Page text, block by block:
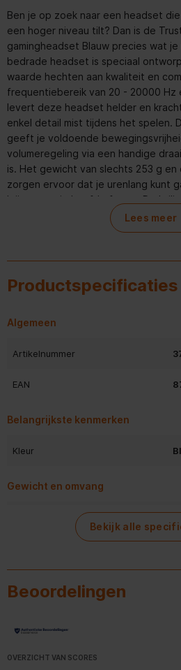
Ben je op zoek naar een headset
een hoger niveau tilt? Dan is de
gamingheadset Blauw precies wat
bedrade headset is speciaal
waarde hechten aan kwaliteit en
frequentiebereik van 20 - 20000 Hz
levert deze headset helder en
enkel detail mist tijdens het spelen.
geeft je voldoende
volumeregeling via een handige
is. Het gewicht van slechts 253 g
zorgen ervoor dat je urenlang kunt
krijgen van je hoofd of oren. De
duurzame
de headset een stijlvolle uitstraling.
opvallend design. De oorkussens
wat niet alleen comfortabel is, maar
geluidsisolatie. Met de Trust GXT
terwijl je geniet van een headset die
Over-ear gamingheadset
Handleiding - pdf
Lees meer
Productspecificaties
Algemeen
Artikelnummer
EAN
Belangrijkste kenmerken
Kleur
Gewicht en omvang
Bekijk alle
Beoordelingen
OVERZICHT VAN SCORES